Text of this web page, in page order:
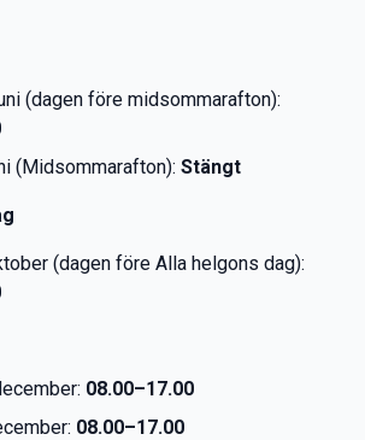
(dagen före midsommarafton):
(Midsommarafton): Stängt
(dagen före Alla helgons dag):
08.00–17.00
08.00–17.00